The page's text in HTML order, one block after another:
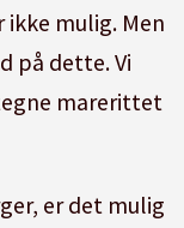
ikke mulig. Men
på dette. Vi
marerittet
er det mulig